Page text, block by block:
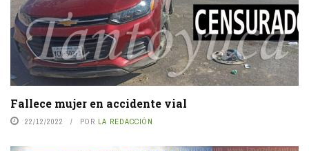
Fallece mujer en accidente vial
22/12/2022 POR LA REDACCIÓN